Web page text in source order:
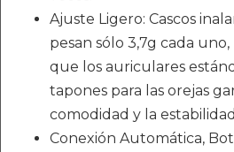
Ajuste Ligero: Cascos
pesan sólo 3,7g cada
que los auriculares
tapones para las orejas
comodidad y la
Conexión Automática,